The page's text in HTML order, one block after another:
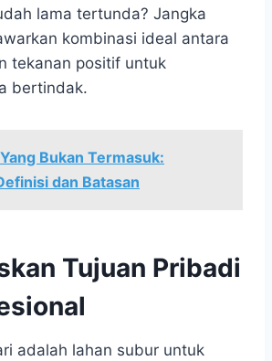
lama tertunda? Jangka
kombinasi ideal antara
tekanan positif untuk
bertindak.
Yang Bukan Termasuk:
dan Batasan
Tujuan Pribadi
adalah lahan subur untuk